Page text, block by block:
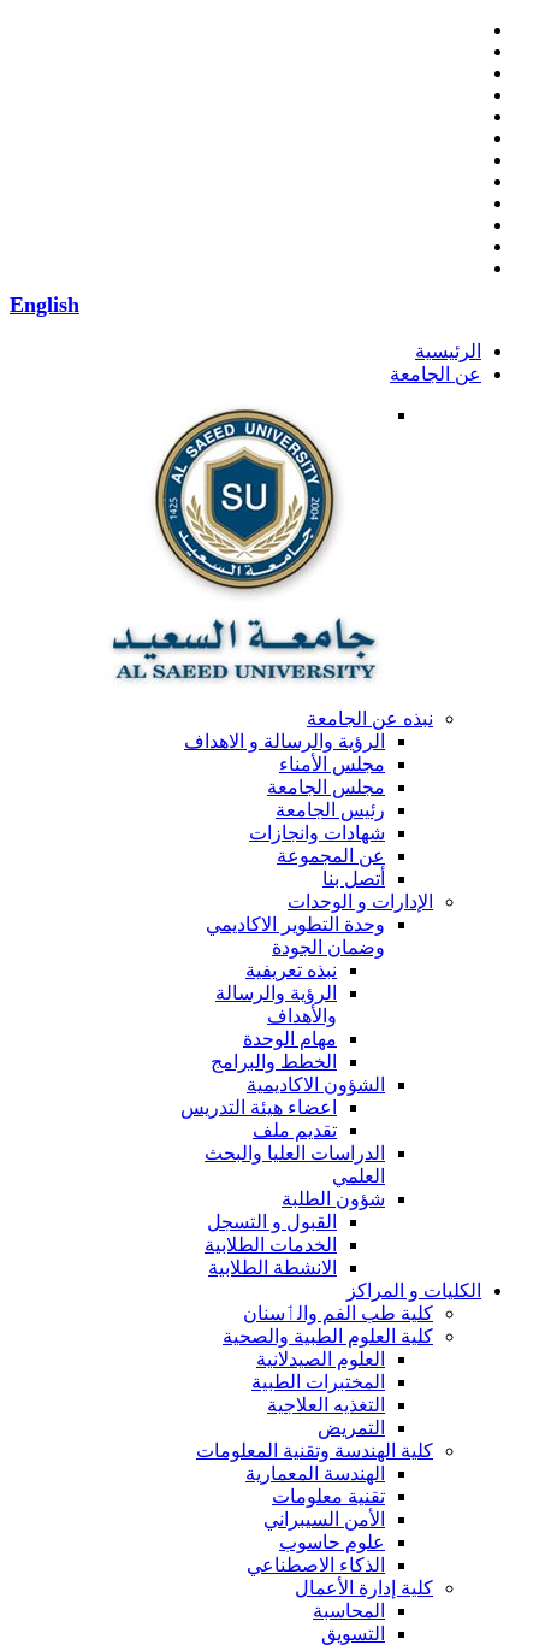
English
الرئيسية
عن الجامعة
نبذه عن الجامعة
الرؤية والرسالة و الاهداف
مجلس الأمناء
مجلس الجامعة
رئيس الجامعة
شهادات وانجازات
عن المجموعة
أتصل بنا
الإدارات و الوحدات
وحدة التطوير الاكاديمي
وضمان الجودة
نبذه تعريفية
الرؤية والرسالة
والأهداف
مهام الوحدة
الخطط والبرامج
الشؤون الاكاديمية
اعضاء هيئة التدريس
تقديم ملف
الدراسات العليا والبحث
العلمي
شؤون الطلبة
القبول و التسجل
الخدمات الطلابية
الانشطة الطلابية
الكليات و المراكز
كلية طب الفم والٲسنان
كلية العلوم الطبية والصحية
العلوم الصيدلانية
المختبرات الطبية
التغذيه العلاجية
التمريض
كلية الهندسة وتقنية المعلومات
الهندسة المعمارية
تقنية معلومات
الأمن السيبراني
علوم حاسوب
الذكاء الاصطناعي
كلية إدارة الأعمال
المحاسبة
التسويق